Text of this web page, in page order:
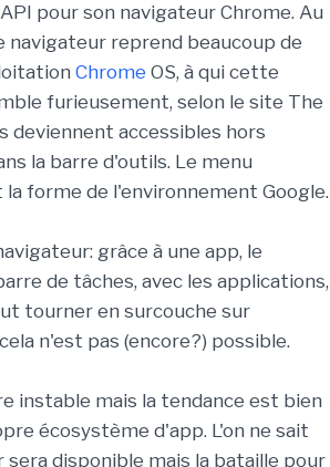
pour son navigateur Chrome. Au
navigateur reprend beaucoup de
Chrome OS, à qui cette
furieusement, selon le site The
deviennent accessibles hors
la barre d'outils. Le menu
forme de l'environnement Google.
grâce à une app, le
de tâches, avec les applications,
tourner en surcouche sur
n'est pas (encore?) possible.
instable mais la tendance est bien
écosystème d'app. L'on ne sait
disponible mais la bataille pour